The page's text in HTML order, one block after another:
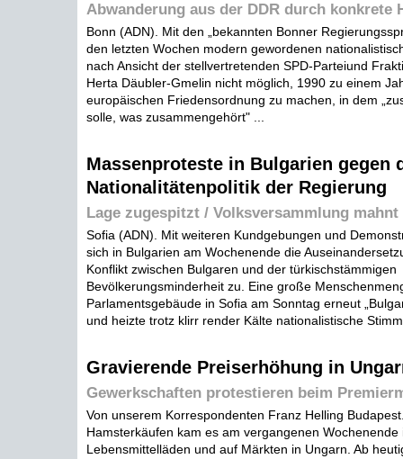
Abwanderung aus der DDR durch konkrete
Bonn (ADN). Mit den „bekannten Bonner
den letzten Wochen modern gewordenen
nach Ansicht der stellvertretenden SPD-Parteiund
Herta Däubler-Gmelin nicht möglich, 1990 zu einem
europäischen Friedensordnung zu machen, in dem
solle, was zusammengehört" ...
Massenproteste in Bulgarien gegen
Nationalitätenpolitik der Regierung
Lage zugespitzt / Volksversammlung
Sofia (ADN). Mit weiteren Kundgebungen und
sich in Bulgarien am Wochenende die
Konflikt zwischen Bulgaren und der türkischstämmigen
Bevölkerungsminderheit zu. Eine große
Parlamentsgebäude in Sofia am Sonntag erneut
und heizte trotz klirr render Kälte nationalistische
Gravierende Preiserhöhung in
Gewerkschaften protestieren beim
Von unserem Korrespondenten Franz Helling
Hamsterkäufen kam es am vergangenen Wochenende
Lebensmittelläden und auf Märkten in Ungarn. Ab